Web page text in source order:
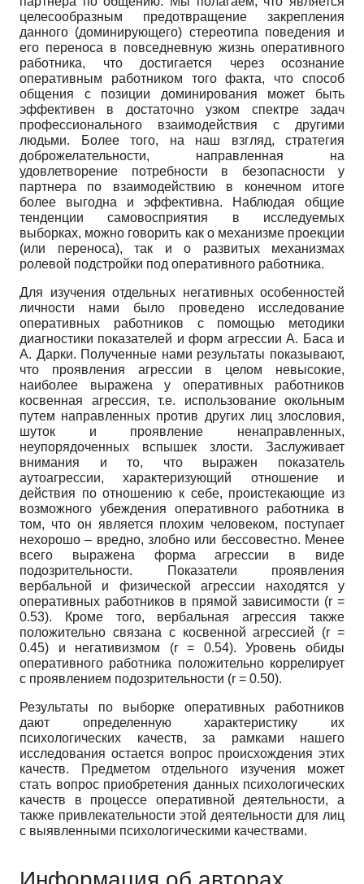
целесообразным предотвращение закрепления
данного (доминирующего) стереотипа поведения и
его переноса в повседневную жизнь оперативного
работника, что достигается через осознание
оперативным работником того факта, что способ
общения с позиции доминирования может быть
эффективен в достаточно узком спектре задач
профессионального взаимодействия с другими
людьми. Более того, на наш взгляд, стратегия
доброжелательности, направленная на
удовлетворение потребности в безопасности у
партнера по взаимодействию в конечном итоге
более выгодна и эффективна. Наблюдая общие
тенденции самовосприятия в исследуемых
выборках, можно говорить как о механизме проекции
(или переноса), так и о развитых механизмах
ролевой подстройки под оперативного работника.
Для изучения отдельных негативных особенностей
личности нами было проведено исследование
оперативных работников с помощью методики
диагностики показателей и форм агрессии А. Баса и
А. Дарки. Полученные нами результаты показывают,
что проявления агрессии в целом невысокие,
наиболее выражена у оперативных работников
косвенная агрессия, т.е. использование окольным
путем направленных против других лиц злословия,
шуток и проявление ненаправленных,
неупорядоченных вспышек злости. Заслуживает
внимания и то, что выражен показатель
аутоагрессии, характеризующий отношение и
действия по отношению к себе, проистекающие из
возможного убеждения оперативного работника в
том, что он является плохим человеком, поступает
нехорошо – вредно, злобно или бессовестно. Менее
всего выражена форма агрессии в виде
подозрительности. Показатели проявления
вербальной и физической агрессии находятся у
оперативных работников в прямой зависимости (r =
0.53). Кроме того, вербальная агрессия также
положительно связана с косвенной агрессией (r =
0.45) и негативизмом (r = 0.54). Уровень обиды
оперативного работника положительно коррелирует
с проявлением подозрительности (r = 0.50).
Результаты по выборке оперативных работников
дают определенную характеристику их
психологических качеств, за рамками нашего
исследования остается вопрос происхождения этих
качеств. Предметом отдельного изучения может
стать вопрос приобретения данных психологических
качеств в процессе оперативной деятельности, а
также привлекательности этой деятельности для лиц
с выявленными психологическими качествами.